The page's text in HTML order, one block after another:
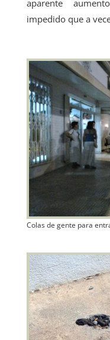
aparente
impedido que a
Colas de gente para